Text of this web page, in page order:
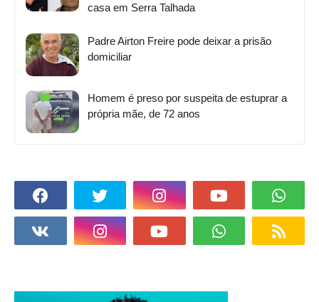
casa em Serra Talhada
Padre Airton Freire pode deixar a prisão
domiciliar
Homem é preso por suspeita de estuprar a
própria mãe, de 72 anos